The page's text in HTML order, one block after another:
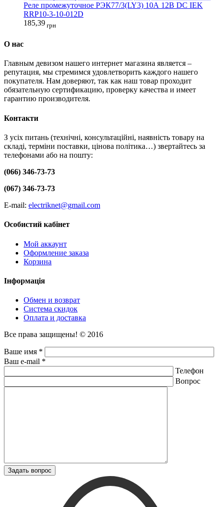
Реле промежуточное РЭК77/3(LY3) 10А 12В DC IEK
RRP10-3-10-012D
185,39 грн
О нас
Главным девизом нашего интернет магазина является –
репутация, мы стремимся удовлетворить каждого нашего
покупателя. Нам доверяют, так как наш товар проходит
обязательную сертификацию, проверку качества и имеет
гарантию производителя.
Контакти
З усіх питань (технічні, консультаційні, наявність товару на
складі, терміни поставки, цінова політика…) звертайтесь за
телефонами або на пошту:
(066) 346-73-73
(067) 346-73-73
E-mail: electriknet@gmail.com
Особистий кабінет
Мой аккаунт
Оформление заказа
Корзина
Інформація
Обмен и возврат
Система скидок
Оплата и доставка
Все права защищены! © 2016
Ваше имя *
Ваш e-mail *
Телефон
Вопрос